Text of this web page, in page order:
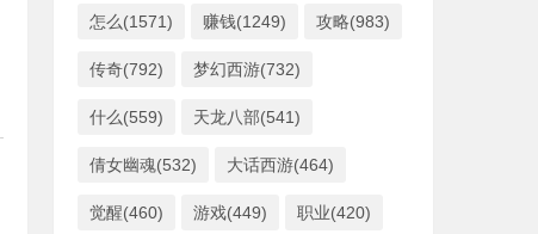
怎么(1571) 赚钱(1249) 攻略(983)
传奇(792) 梦幻西游(732)
什么(559) 天龙八部(541)
倩女幽魂(532) 大话西游(464)
觉醒(460) 游戏(449) 职业(420)